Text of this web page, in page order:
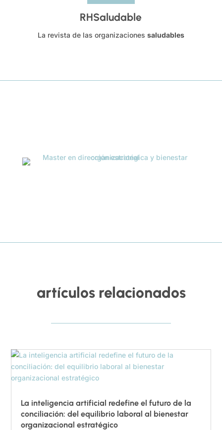
RHSaludable
La revista de las organizaciones saludables
artículos relacionados
La inteligencia artificial redefine el futuro de la
conciliación: del equilibrio laboral al bienestar
organizacional estratégico